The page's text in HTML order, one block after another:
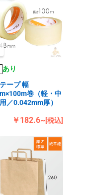
あり
ープ 幅
巻（軽・中
／0.042mm厚）
￥182.6~[税込]